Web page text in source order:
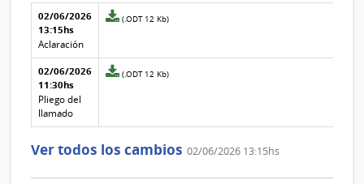
Aclaraciones del llamado
Fecha y
texto de
la
aclaración
aclaración
02/06/2026
13:15hs
Aclaración
Archivo
la
aclaración
(.ODT 12 Kb)
02/06/2026
11:30hs
Pliego del
llamado
Archivo
aclaración
2
(.ODT 12 Kb)
Ver todos los cambios 02/06/2026 13:15hs